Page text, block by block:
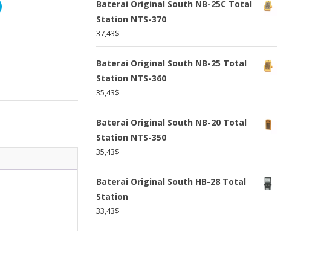
Baterai Original South NB-25C Total
Station NTS-370
37,43$
Baterai Original South NB-25 Total
Station NTS-360
35,43$
Baterai Original South NB-20 Total
Station NTS-350
35,43$
Baterai Original South HB-28 Total
Station
33,43$